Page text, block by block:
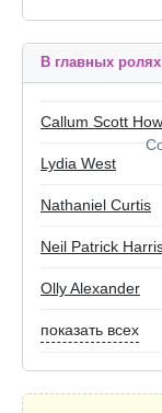
В главных ролях
Callum Scott
Lydia West
Nathaniel Curtis
Neil Patrick
Olly Alexander
показать всех